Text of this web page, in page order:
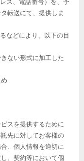
ス、電話番号）を、予
転送にて、提供しま
などにより、以下の目
ない形式に加工した
スを提供するために
先に対してお客様の
、個人情報を適切に
、契約等において個